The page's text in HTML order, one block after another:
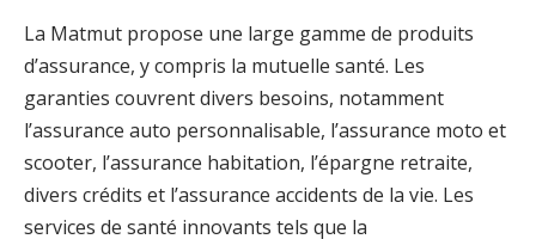
La Matmut propose une large gamme de produits
d’assurance, y compris la mutuelle santé. Les
garanties couvrent divers besoins, notamment
l’assurance auto personnalisable, l’assurance moto et
scooter, l’assurance habitation, l’épargne retraite,
divers crédits et l’assurance accidents de la vie. Les
services de santé innovants tels que la